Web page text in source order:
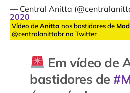
— Central Anitta
2020
Vídeo deAnitta nos bastidores de
@centralanittabr no Twitter
Em vídeo de
bastidores de